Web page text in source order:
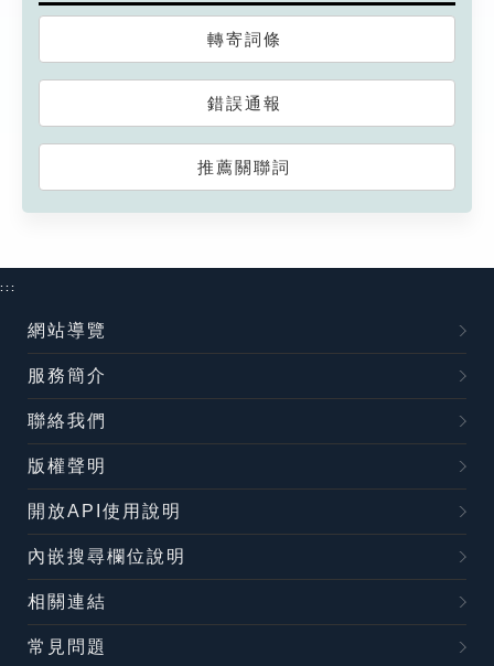
轉寄詞條
錯誤通報
推薦關聯詞
:::
網站導覽
服務簡介
聯絡我們
版權聲明
開放API使用說明
內嵌搜尋欄位說明
相關連結
常見問題